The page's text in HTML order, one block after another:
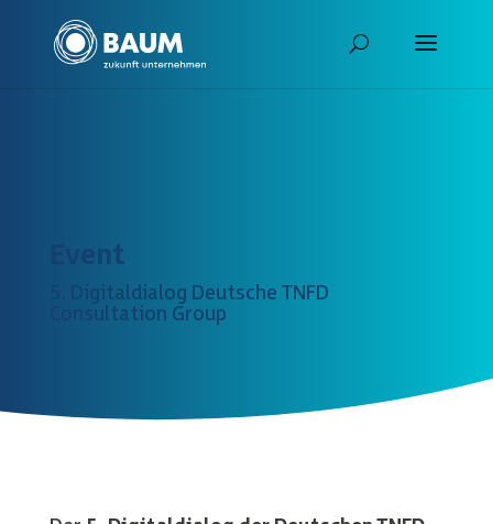
Event
5. Digitaldialog Deutsche TNFD
Consultation Group